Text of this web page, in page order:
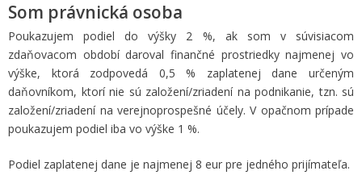
Som právnická osoba
Poukazujem podiel do výšky 2 %, ak som v súvisiacom
zdaňovacom období daroval finančné prostriedky najmenej vo
výške, ktorá zodpovedá 0,5 % zaplatenej dane určeným
daňovníkom, ktorí nie sú založení/zriadení na podnikanie, tzn. sú
založení/zriadení na verejnoprospešné účely. V opačnom prípade
poukazujem podiel iba vo výške 1 %.
Podiel zaplatenej dane je najmenej 8 eur pre jedného prijímateľa.